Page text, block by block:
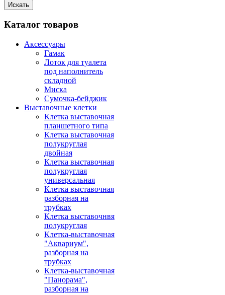
Каталог товаров
Аксессуары
Гамак
Лоток для туалета
под наполнитель
складной
Миска
Сумочка-бейджик
Выставочные клетки
Клетка выставочная
планшетного типа
Клетка выставочная
полукруглая
двойная
Клетка выставочная
полукруглая
универсальная
Клетка выставочная
разборная на
трубках
Клетка выставочнвя
полукруглая
Клетка-выставочная
"Аквариум",
разборная на
трубках
Клетка-выставочная
"Панорама",
разборная на